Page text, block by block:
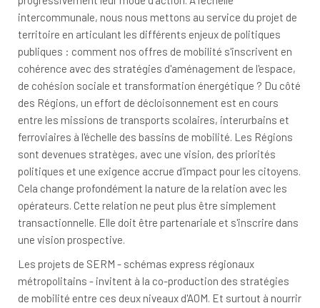
intercommunale, nous nous mettons au service du projet de
territoire en articulant les différents enjeux de politiques
publiques : comment nos offres de mobilité s'inscrivent en
cohérence avec des stratégies d'aménagement de l'espace,
de cohésion sociale et transformation énergétique ? Du côté
des Régions, un effort de décloisonnement est en cours
entre les missions de transports scolaires, interurbains et
ferroviaires à l'échelle des bassins de mobilité. Les Régions
sont devenues stratèges, avec une vision, des priorités
politiques et une exigence accrue d'impact pour les citoyens.
Cela change profondément la nature de la relation avec les
opérateurs. Cette relation ne peut plus être simplement
transactionnelle. Elle doit être partenariale et s'inscrire dans
une vision prospective.
Les projets de SERM - schémas express régionaux
métropolitains - invitent à la co-production des stratégies
de mobilité entre ces deux niveaux d'AOM. Et surtout à nourrir